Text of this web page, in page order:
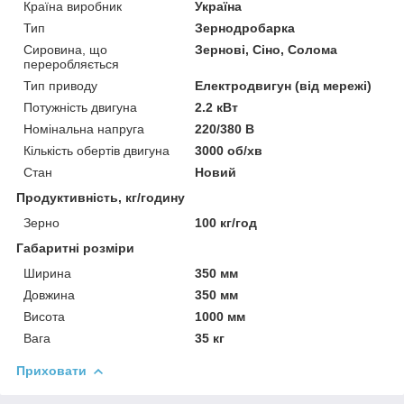
Країна виробник
Україна
Тип
Зернодробарка
Сировина, що
переробляється
Зернові, Сіно, Солома
Тип приводу
Електродвигун (від мережі)
Потужність двигуна
2.2 кВт
Номінальна напруга
220/380 В
Кількість обертів двигуна
3000 об/хв
Стан
Новий
Продуктивність, кг/годину
Зерно
100 кг/год
Габаритні розміри
Ширина
350 мм
Довжина
350 мм
Висота
1000 мм
Вага
35 кг
Приховати